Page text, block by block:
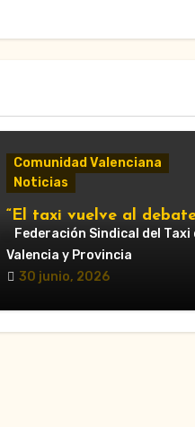
Comunidad Valenciana
Noticias
“El taxi vuelve al
municipal: Compromís
al Ayuntamiento de
València que respalde al
en la regulación de las
VTC.”
Federación Sindical del Taxi
Valencia y Provincia
30 junio, 2026